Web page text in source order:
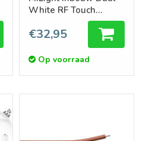
White RF Touch
Dimmer Paneel 4-
kanaals, 220V
€32,95
Op voorraad